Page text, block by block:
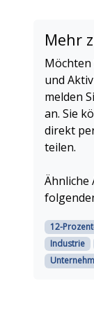
Mehr
und
melden
an. Sie
direkt
teilen.
Ähnliche
12-
Industrie